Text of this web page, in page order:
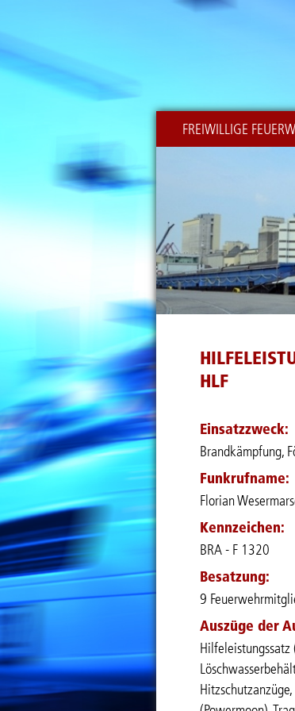
FREIWILLIGE
HLF
Einsatzzweck:
Brandkämpfung,
Funkrufname:
Florian
Kennzeichen:
BRA - F 1320
Besatzung:
9
Auszüge der
Hilfeleistungssatz